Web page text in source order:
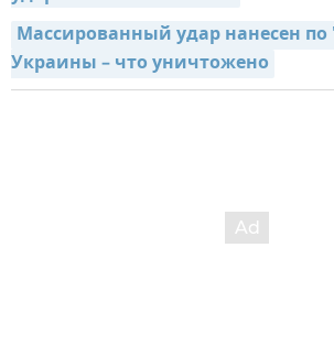
Массированный удар нанесен по
Украины – что уничтожено